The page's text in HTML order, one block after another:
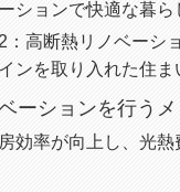
ションで快適な暮ら
：高断熱リノベーシ
ンを取り入れた住ま
ーションを行うメ
効率が向上し、光熱